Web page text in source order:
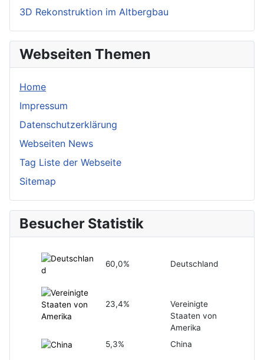
3D Rekonstruktion im Altbergbau
Webseiten Themen
Home
Impressum
Datenschutzerklärung
Webseiten News
Tag Liste der Webseite
Sitemap
Besucher Statistik
60,0% Deutschland
23,4%
Vereinigte
Staaten von
Amerika
5,3%
China